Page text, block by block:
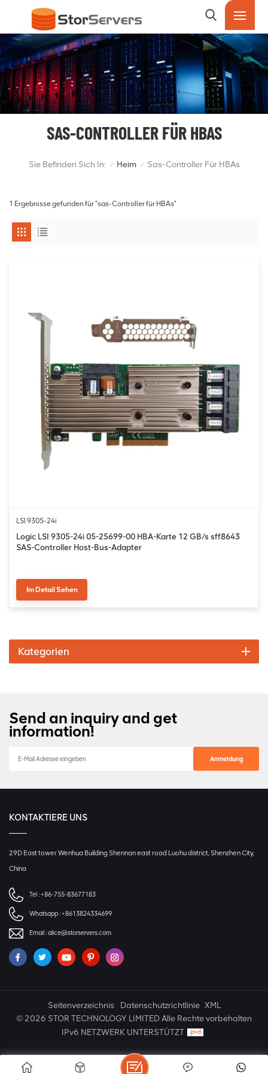
SAS-CONTROLLER FÜR HBAS
Sie Befinden Sich In: / Heim / Sas-Controller Für HBAs
1 Ergebnisse gefunden für "sas-Controller für HBAs"
LSI 9305-24i
Logic LSI 9305-24i 05-25699-00 HBA-Karte 12 GB/s sff8643
SAS-Controller Host-Bus-Adapter
Im Detail Sehen
Kategorien
Send an inquiry and get
information!
KONTAKTIERE UNS
29D East tower Wenhua Building Shennan east road Luohu district, Shenzhen City,
China
Tel :+86-755-83677183
Whatsapp :+8613824334699
Email :alice@storservers.com
Seitenverzeichnis Datenschutzrichtlinie XML
© 2026 STOR TECHNOLOGY LIMITED Alle Rechte vorbehalten
IPv6 NETZWERK UNTERSTÜTZT